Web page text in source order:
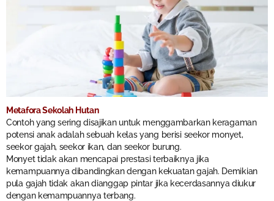
Metafora Sekolah Hutan
Contoh yang sering disajikan untuk menggambarkan keragaman
potensi anak adalah sebuah kelas yang berisi seekor monyet,
seekor gajah, seekor ikan, dan seekor burung.
Monyet tidak akan mencapai prestasi terbaiknya jika
kemampuannya dibandingkan dengan kekuatan gajah. Demikian
pula gajah tidak akan dianggap pintar jika kecerdasannya diukur
dengan kemampuannya terbang.